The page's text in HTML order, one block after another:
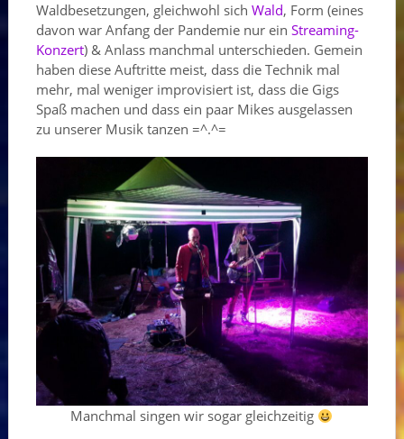
Waldbesetzungen, gleichwohl sich Wald, Form (eines
davon war Anfang der Pandemie nur ein Streaming-
Konzert) & Anlass manchmal unterschieden. Gemein
haben diese Auftritte meist, dass die Technik mal
mehr, mal weniger improvisiert ist, dass die Gigs
Spaß machen und dass ein paar Mikes ausgelassen
zu unserer Musik tanzen =^.^=
Manchmal singen wir sogar gleichzeitig